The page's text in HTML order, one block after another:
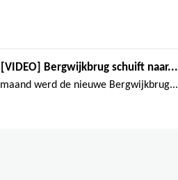
[VIDEO] Bergwijkbrug schuift naar...
werd de nieuwe Bergwijkbrug...